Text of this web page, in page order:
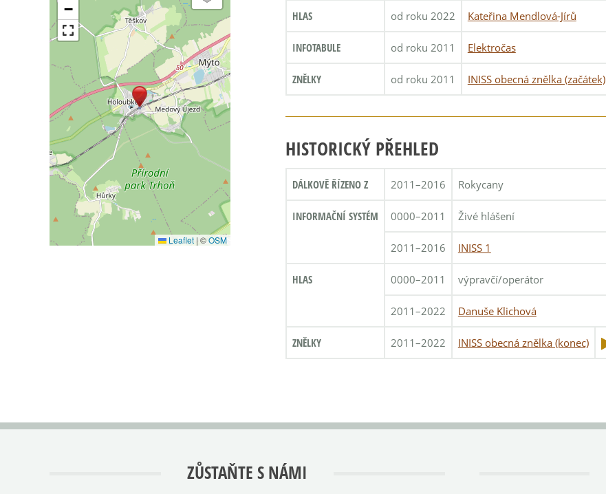
−
Leaflet | ©OSM
HLAS od roku 2022 Kateřina Mendlová-Jírů
INFOTABULE od roku 2011 Elektročas
ZNĚLKY od roku 2011 INISS obecná znělka (začátek)
HISTORICKÝ PŘEHLED
DÁLKOVĚ ŘÍZENO Z 2011–2016 Rokycany
INFORMAČNÍ SYSTÉM 0000–2011 Živé hlášení
2011–2016 INISS 1
HLAS 0000–2011 výpravčí/operátor
2011–2022 Danuše Klichová
ZNĚLKY 2011–2022 INISS obecná znělka (konec)
ZŮSTAŇTE S NÁMI